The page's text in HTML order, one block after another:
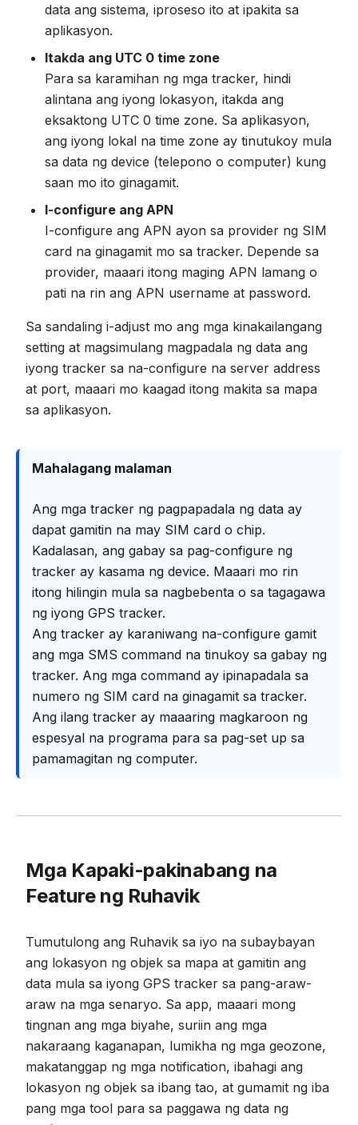
data ang sistema, iproseso ito at ipakita sa
aplikasyon.
Itakda ang UTC 0 time zone
Para sa karamihan ng mga tracker, hindi
alintana ang iyong lokasyon, itakda ang
eksaktong UTC 0 time zone. Sa aplikasyon,
ang iyong lokal na time zone ay tinutukoy mula
sa data ng device (telepono o computer) kung
saan mo ito ginagamit.
I-configure ang APN
I-configure ang APN ayon sa provider ng SIM
card na ginagamit mo sa tracker. Depende sa
provider, maaari itong maging APN lamang o
pati na rin ang APN username at password.
Sa sandaling i-adjust mo ang mga kinakailangang
setting at magsimulang magpadala ng data ang
iyong tracker sa na-configure na server address
at port, maaari mo kaagad itong makita sa mapa
sa aplikasyon.
Mahalagang malaman
Ang mga tracker ng pagpapadala ng data ay
dapat gamitin na may SIM card o chip.
Kadalasan, ang gabay sa pag-configure ng
tracker ay kasama ng device. Maaari mo rin
itong hilingin mula sa nagbebenta o sa tagagawa
ng iyong GPS tracker.
Ang tracker ay karaniwang na-configure gamit
ang mga SMS command na tinukoy sa gabay ng
tracker. Ang mga command ay ipinapadala sa
numero ng SIM card na ginagamit sa tracker.
Ang ilang tracker ay maaaring magkaroon ng
espesyal na programa para sa pag-set up sa
pamamagitan ng computer.
Mga Kapaki-pakinabang na
Feature ng Ruhavik
Tumutulong ang Ruhavik sa iyo na subaybayan
ang lokasyon ng objek sa mapa at gamitin ang
data mula sa iyong GPS tracker sa pang-araw-
araw na mga senaryo. Sa app, maaari mong
tingnan ang mga biyahe, suriin ang mga
nakaraang kaganapan, lumikha ng mga geozone,
makatanggap ng mga notification, ibahagi ang
lokasyon ng objek sa ibang tao, at gumamit ng iba
pang mga tool para sa paggawa ng data ng